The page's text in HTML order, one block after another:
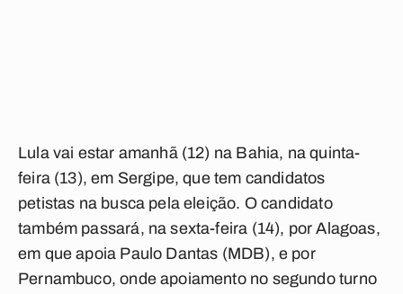
Lula vai estar amanhã (12) na Bahia, na quinta-
feira (13), em Sergipe, que tem candidatos
petistas na busca pela eleição. O candidato
também passará, na sexta-feira (14), por Alagoas,
em que apoia Paulo Dantas (MDB), e por
Pernambuco, onde apoiamento no segundo turno